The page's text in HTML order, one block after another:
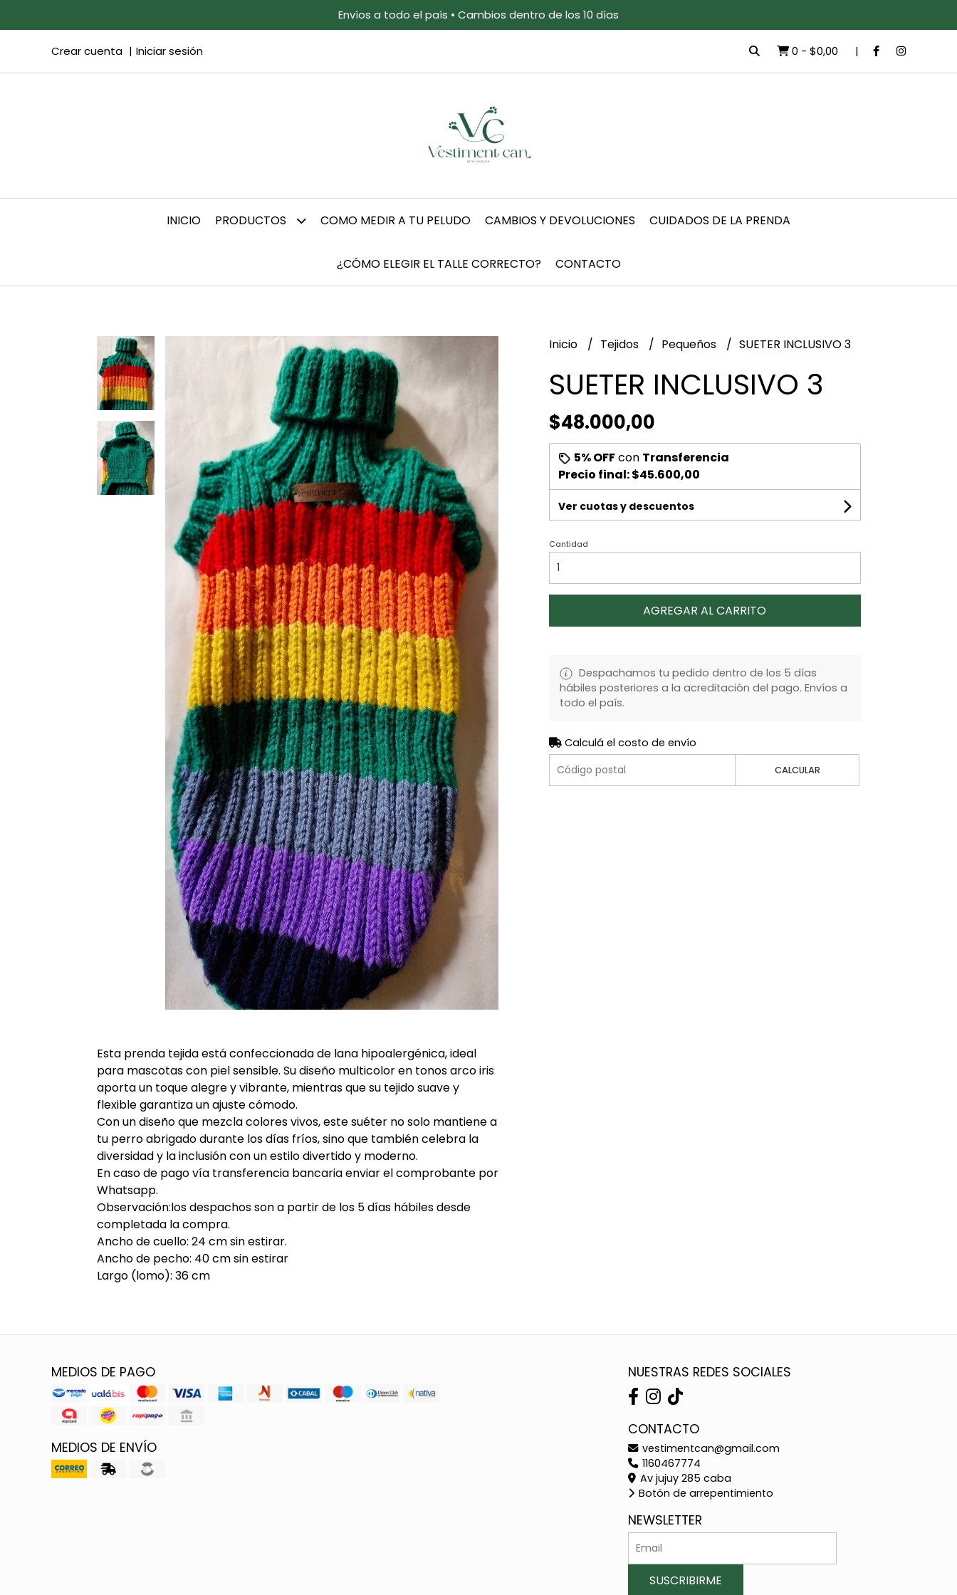
Envíos a todo el país • Cambios dentro de los 10 días
Crear cuenta Iniciar sesión 0 - $0,00
INICIO PRODUCTOS COMO MEDIR A TU PELUDO CAMBIOS Y DEVOLUCIONES CUIDADOS DE LA PRENDA
¿CÓMO ELEGIR EL TALLE CORRECTO? CONTACTO
Esta prenda tejida está confeccionada de lana hipoalergénica, ideal
para mascotas con piel sensible. Su diseño multicolor en tonos arco iris
aporta un toque alegre y vibrante, mientras que su tejido suave y
flexible garantiza un ajuste cómodo.
Con un diseño que mezcla colores vivos, este suéter no solo mantiene a
tu perro abrigado durante los días fríos, sino que también celebra la
diversidad y la inclusión con un estilo divertido y moderno.
En caso de pago vía transferencia bancaria enviar el comprobante por
Whatsapp.
Observación:los despachos son a partir de los 5 días hábiles desde
completada la compra.
Ancho de cuello: 24 cm sin estirar.
Ancho de pecho: 40 cm sin estirar
Largo (lomo): 36 cm
Inicio Tejidos Pequeños SUETER INCLUSIVO 3
SUETER INCLUSIVO 3
$48.000,00
5% OFFcon Transferencia
Precio final:$45.600,00
Ver cuotas y descuentos
Cantidad
AGREGAR AL CARRITO
Despachamos tu pedido dentro de los 5 días
hábiles posteriores a la acreditación del pago. Envíos a
todo el país.
Calculá el costo de envío
CALCULAR
MEDIOS DE PAGO
MEDIOS DE ENVÍO
NUESTRAS REDES SOCIALES
CONTACTO
vestimentcan@gmail.com
1160467774
Av jujuy 285 caba
Botón de arrepentimiento
NEWSLETTER
SUSCRIBIRME